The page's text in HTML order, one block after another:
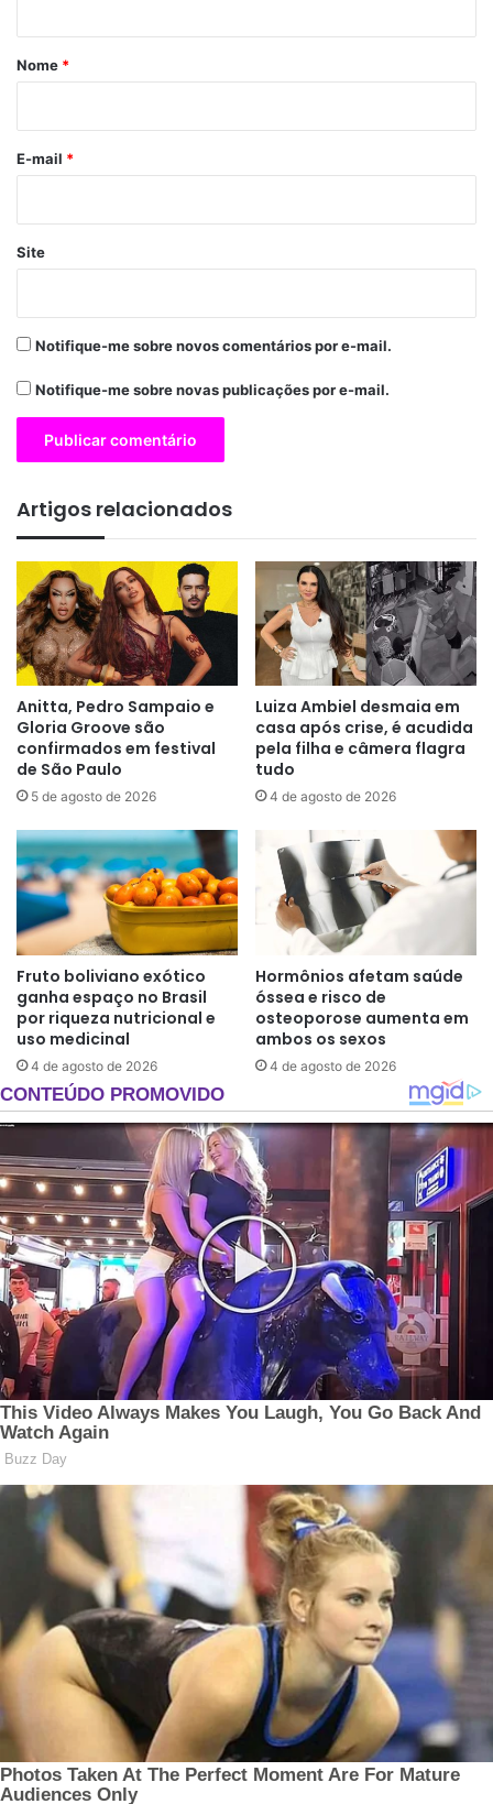
r
*
Nome *
E-mail *
Site
Notifique-me sobre novos comentários por e-mail.
Notifique-me sobre novas publicações por e-mail.
Artigos relacionados
Anitta, Pedro Sampaio e
Gloria Groove são
confirmados em festival
de São Paulo
5 de agosto de 2026
Luiza Ambiel desmaia em
casa após crise, é acudida
pela filha e câmera flagra
tudo
4 de agosto de 2026
Fruto boliviano exótico
ganha espaço no Brasil
por riqueza nutricional e
uso medicinal
4 de agosto de 2026
Hormônios afetam saúde
óssea e risco de
osteoporose aumenta em
ambos os sexos
4 de agosto de 2026